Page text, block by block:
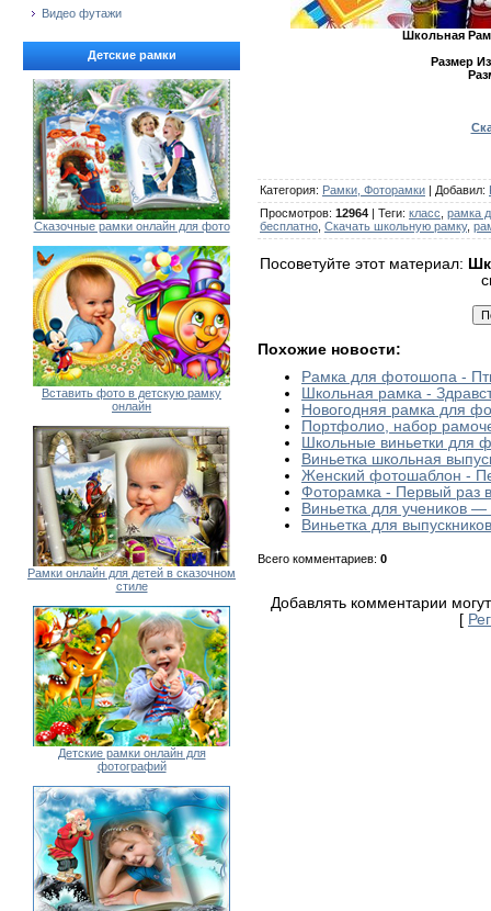
Видео футажи
Детские рамки
Сказочные рамки онлайн для фото
Вставить фото в детскую рамку
онлайн
Рамки онлайн для детей в сказочном
стиле
Детские рамки онлайн для
фотографий
Школьная
Размер
Категория: Рамки, Фоторамки | Добавил:
Просмотров: 12964 | Теги: класс рамка
бесплатно Скачать школьную рамку,
Посоветуйте этот материал:
Похожие новости:
Рамка для фотошопа -
Школьная рамка -
Новогодняя рамка для
Портфолио, набор
Школьные виньетки для
Виньетка школьная
Женский фотошаблон -
Фоторамка - Первый раз
Виньетка для учеников
Виньетка для
Всего комментариев: 0
Добавлять комментарии
[